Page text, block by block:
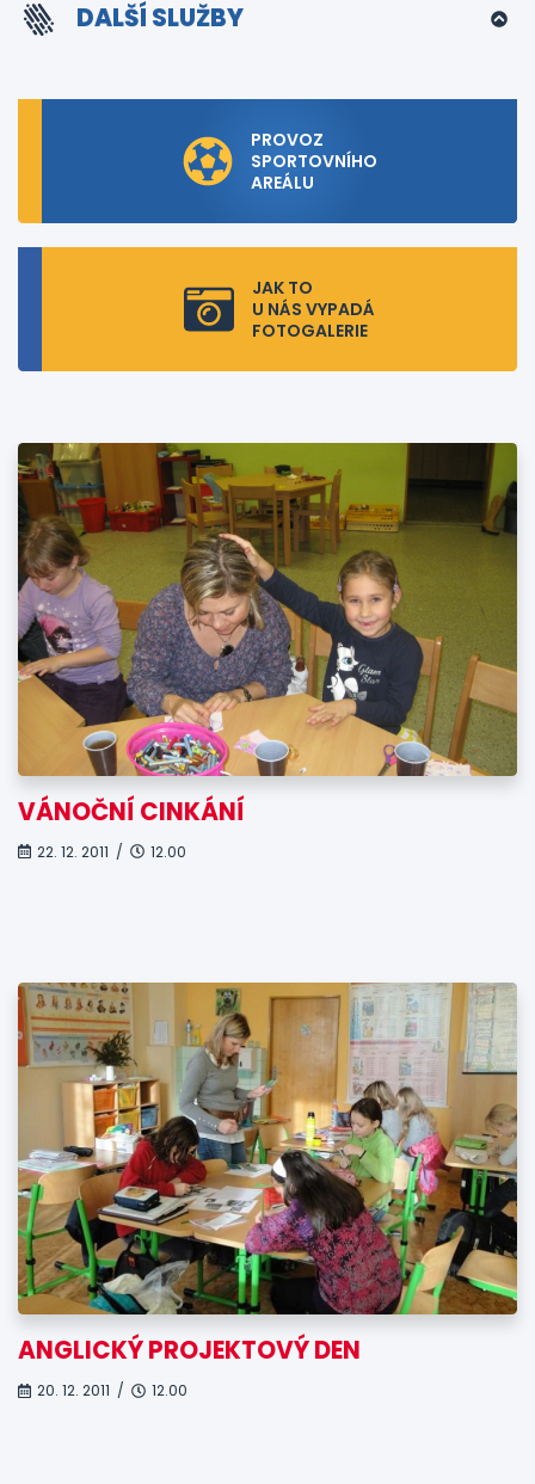
DALŠÍ SLUŽBY
PROVOZ
SPORTOVNÍHO
AREÁLU
JAK TO
U NÁS VYPADÁ
FOTOGALERIE
VÁNOČNÍ CINKÁNÍ
22. 12. 2011 / 12.00
ANGLICKÝ PROJEKTOVÝ DEN
20. 12. 2011 / 12.00